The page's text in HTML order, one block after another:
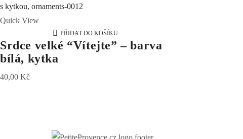
Quick View
PŘIDAT DO KOŠÍKU
Srdce velké “Vítejte” – barva
bílá, kytka
40,00 Kč